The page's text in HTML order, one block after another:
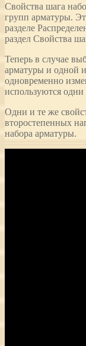
Свойства шага
групп арматуры.
разделе
раздел Свойства
Теперь в случае
арматуры и одной
одновременно
используются одни
Одни и те же
второстепенных
набора арматуры.